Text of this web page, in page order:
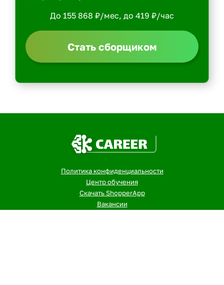
До 155 868 ₽/мес, до 419 ₽/час
Стать сборщиком
Политика конфиденциальности
Центр обучения
Скачать ShopperApp
Вакансии